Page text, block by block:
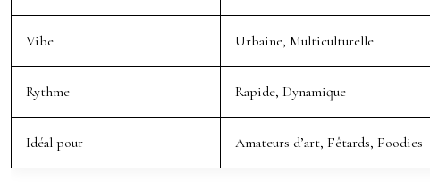
Vibe Urbaine, Multiculturelle
Rythme Rapide, Dynamique
Idéal pour Amateurs d’art, Fêtards, Foodies